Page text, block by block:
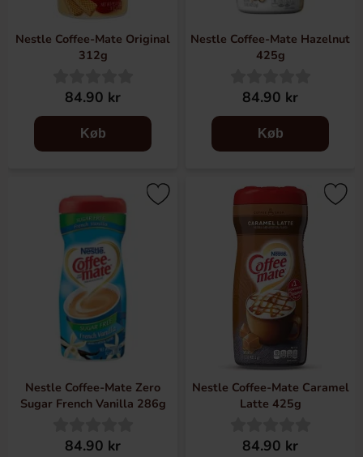
Nestle Coffee-Mate Original
312g
84.90 kr
Køb
Nestle Coffee-Mate Hazelnut
425g
84.90 kr
Køb
Nestle Coffee-Mate Zero
Sugar French Vanilla 286g
84.90 kr
Nestle Coffee-Mate Caramel
Latte 425g
84.90 kr